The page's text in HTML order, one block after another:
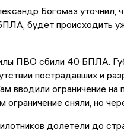
Богомаз уточнил,
будет происходить
ПВО сбили 40 БПЛА.
пострадавших и
вводили ограничение на
сняли, но
долетели до